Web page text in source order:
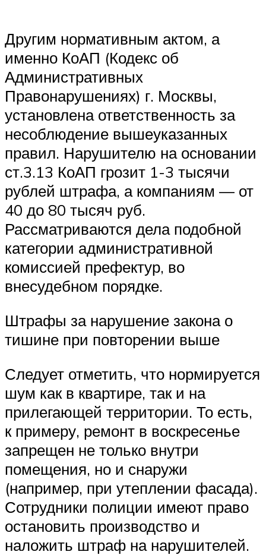
Другим нормативным актом, а
именно КоАП (Кодекс об
Административных
Правонарушениях) г. Москвы,
установлена ответственность за
несоблюдение вышеуказанных
правил. Нарушителю на основании
ст.3.13 КоАП грозит 1-3 тысячи
рублей штрафа, а компаниям — от
40 до 80 тысяч руб.
Рассматриваются дела подобной
категории административной
комиссией префектур, во
внесудебном порядке.
Штрафы за нарушение закона о
тишине при повторении выше
Следует отметить, что нормируется
шум как в квартире, так и на
прилегающей территории. То есть,
к примеру, ремонт в воскресенье
запрещен не только внутри
помещения, но и снаружи
(например, при утеплении фасада).
Сотрудники полиции имеют право
остановить производство и
наложить штраф на нарушителей.